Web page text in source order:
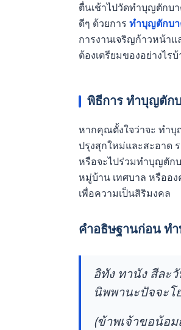
ตื่นเช้าไปวัดทำบุญตักบ
ดีๆ ด้วยการ ทำบุญตักบ
การงานเจริญก้าวหน้า
ต้องเตรียมของอย่างไร
พิธีการ ทำบุญตัก
หากคุณตั้งใจว่าจะ ทำบุ
ปรุงสุกใหม่และสะอาด
หรือจะไปร่วมทำบุญตัก
หมู่บ้าน เทศบาล หรืออ
เพื่อความเป็นสิริมงคล
คำอธิษฐานก่อน ท
อิทัง ทานัง สีละ
นิพพานะปัจจะโ
(ข้าพเจ้าขอน้อ